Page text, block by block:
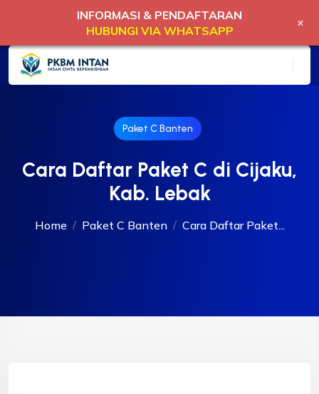
Paket C Banten
Cara Daftar Paket C di Cijaku,
Kab. Lebak
Home Paket C Banten Cara Daftar Paket...
INFORMASI & PENDAFTARAN
HUBUNGI VIA WHATSAPP
+